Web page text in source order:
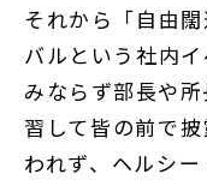
それから「自由
バルという社内
みならず部長や
習して皆の前で
われず、ヘルシ